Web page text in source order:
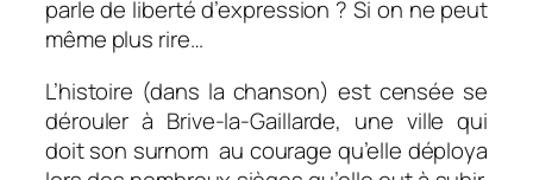
parle de liberté d’expression ? Si on ne peut
même plus rire…
L’histoire (dans la chanson) est censée se
dérouler à Brive-la-Gaillarde, une ville qui
doit son surnom au courage qu’elle déploya